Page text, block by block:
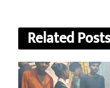
RelatedPosts